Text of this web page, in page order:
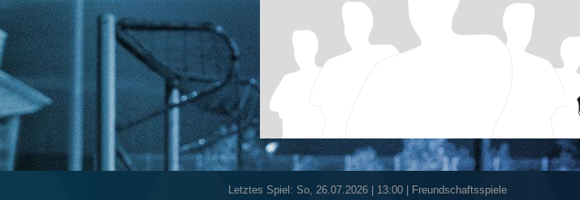
Letztes Spiel: So, 26.07.2026| 13:00 | Freundschaftsspiele